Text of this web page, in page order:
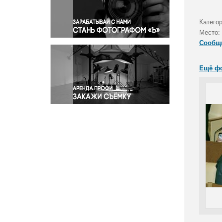
Правосудие
Происшествия и конфликты
Религия
Светская жизнь
Спорт
Экология
Экономика и бизнес
Место:
Ещё